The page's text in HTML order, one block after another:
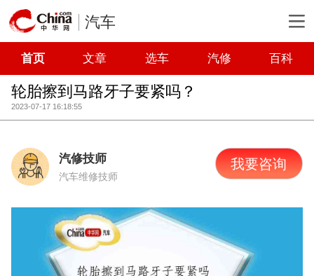
汽车
首页 文章 选车 汽修 百科
轮胎擦到马路牙子要紧吗？
2023-07-17 16:18:55
汽修技师
汽车维修技师
我要咨询